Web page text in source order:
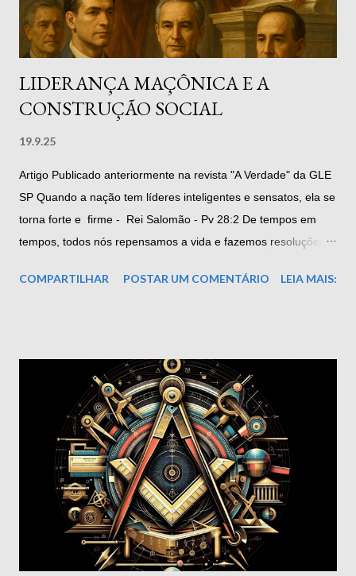
LIDERANÇA MAÇÔNICA E A
CONSTRUÇÃO SOCIAL
19.9.25
Artigo Publicado anteriormente na revista "A Verdade" da GLE
SP Quando a nação tem líderes inteligentes e sensatos, ela se
torna forte e firme - Rei Salomão - Pv 28:2 De tempos em
tempos, todos nós repensamos a vida e fazemos resoluções
obreiros da Arte Real, dizemos que são decisões
evolução pessoal com as responsabilidades de um maçom no
que concerne ao desenvolvimento da sociedade? Esta é uma
questão que, por ser sempre hodierna e justificada pelas
urgências da realidade social brasileira, merece atenção
especial. A realidade não deve ser percebida
apaixonadamente; por outro lado, tal como os budistas, será
plena a nossa atuação se existir compaixão em nossos
corações. Assim, serão mais interessantes as resoluções que,
com essa consciência íntima,...
COMPARTILHAR POSTAR UM COMENTÁRIO LEIA MAIS: